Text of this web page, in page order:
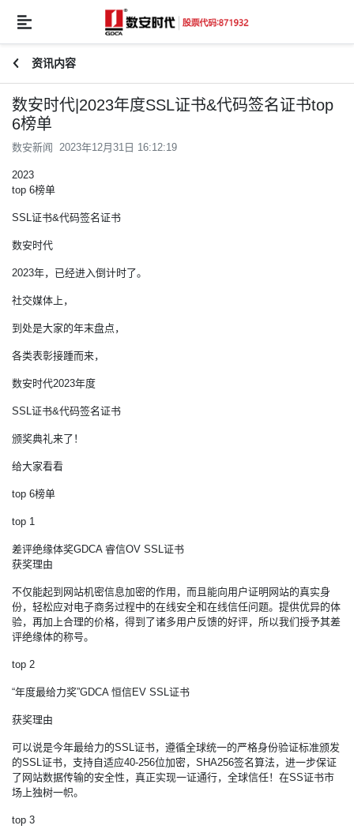
资讯内容
数安时代|2023年度SSL证书&代码签名证书top
6榜单
数安新闻 2023年12月31日 16:12:19
2023
top 6榜单
SSL证书&代码签名证书
数安时代
2023年，已经进入倒计时了。
社交媒体上，
到处是大家的年末盘点，
各类表彰接踵而来，
数安时代2023年度
SSL证书&代码签名证书
颁奖典礼来了！
给大家看看
top 6榜单
top 1
差评绝缘体奖GDCA 睿信OV SSL证书
获奖理由
不仅能起到网站机密信息加密的作用，而且能向用户证明网站的真实身
份，轻松应对电子商务过程中的在线安全和在线信任问题。提供优异的体
验，再加上合理的价格，得到了诸多用户反馈的好评，所以我们授予其差
评绝缘体的称号。
top 2
“年度最给力奖”GDCA 恒信EV SSL证书
获奖理由
可以说是今年最给力的SSL证书，遵循全球统一的严格身份验证标准颁发
的SSL证书，支持自适应40-256位加密，SHA256签名算法，进一步保证
了网站数据传输的安全性，真正实现一证通行，全球信任！在SS证书市
场上独树一帜。
top 3